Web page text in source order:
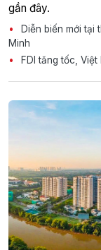
gần đây.
Diễn biến mới tại
Minh
FDI tăng tốc,